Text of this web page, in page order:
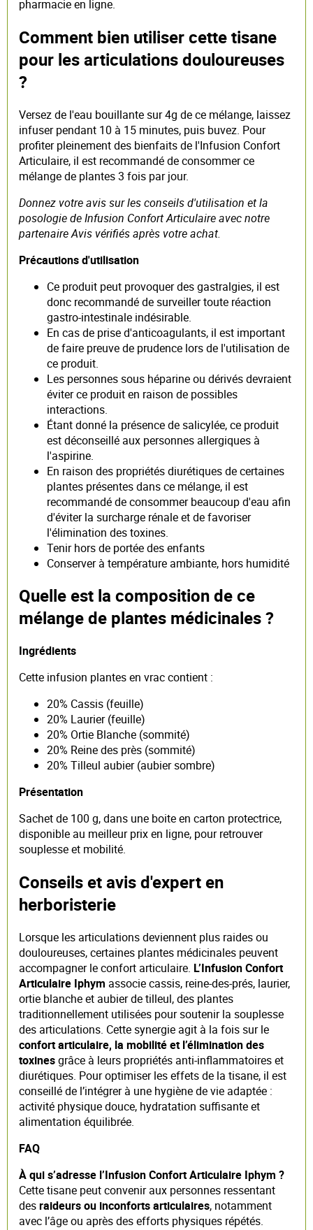
pharmacie en ligne.
Comment bien utiliser cette tisane
pour les articulations douloureuses
?
Versez de l'eau bouillante sur 4g de ce mélange, laissez
infuser pendant 10 à 15 minutes, puis buvez. Pour
profiter pleinement des bienfaits de l'Infusion Confort
Articulaire, il est recommandé de consommer ce
mélange de plantes 3 fois par jour.
Donnez votre avis sur les conseils d'utilisation et la
posologie de Infusion Confort Articulaire avec notre
partenaire Avis vérifiés après votre achat.
Précautions d'utilisation
Ce produit peut provoquer des gastralgies, il est
donc recommandé de surveiller toute réaction
gastro-intestinale indésirable.
En cas de prise d'anticoagulants, il est important
de faire preuve de prudence lors de l'utilisation de
ce produit.
Les personnes sous héparine ou dérivés devraient
éviter ce produit en raison de possibles
interactions.
Étant donné la présence de salicylée, ce produit
est déconseillé aux personnes allergiques à
l'aspirine.
En raison des propriétés diurétiques de certaines
plantes présentes dans ce mélange, il est
recommandé de consommer beaucoup d'eau afin
d'éviter la surcharge rénale et de favoriser
l'élimination des toxines.
Tenir hors de portée des enfants
Conserver à température ambiante, hors humidité
Quelle est la composition de ce
mélange de plantes médicinales ?
Ingrédients
Cette infusion plantes en vrac contient :
20% Cassis (feuille)
20% Laurier (feuille)
20% Ortie Blanche (sommité)
20% Reine des près (sommité)
20% Tilleul aubier (aubier sombre)
Présentation
Sachet de 100 g, dans une boite en carton protectrice,
disponible au meilleur prix en ligne, pour retrouver
souplesse et mobilité.
Conseils et avis d'expert en
herboristerie
Lorsque les articulations deviennent plus raides ou
douloureuses, certaines plantes médicinales peuvent
accompagner le confort articulaire. L’Infusion Confort
Articulaire Iphym associe cassis, reine-des-prés, laurier,
ortie blanche et aubier de tilleul, des plantes
traditionnellement utilisées pour soutenir la souplesse
des articulations. Cette synergie agit à la fois sur le
confort articulaire, la mobilité et l’élimination des
toxinesgrâce à leurs propriétés anti-inflammatoires et
diurétiques. Pour optimiser les effets de la tisane, il est
conseillé de l’intégrer à une hygiène de vie adaptée :
activité physique douce, hydratation suffisante et
alimentation équilibrée.
FAQ
À qui s’adresse l’Infusion Confort Articulaire Iphym ?
Cette tisane peut convenir aux personnes ressentant
desraideurs ou inconforts articulaires, notamment
avec l’âge ou après des efforts physiques répétés.